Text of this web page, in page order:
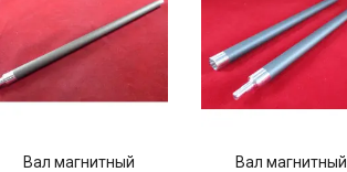
Вал магнитный
Вал магнитный